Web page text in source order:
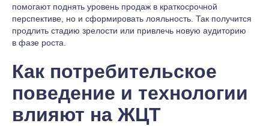
помогают поднять уровень продаж в краткосрочной
перспективе, но и сформировать лояльность. Так получится
продлить стадию зрелости или привлечь новую аудиторию
в фазе роста.
Как потребительское
поведение и технологии
влияют на ЖЦТ